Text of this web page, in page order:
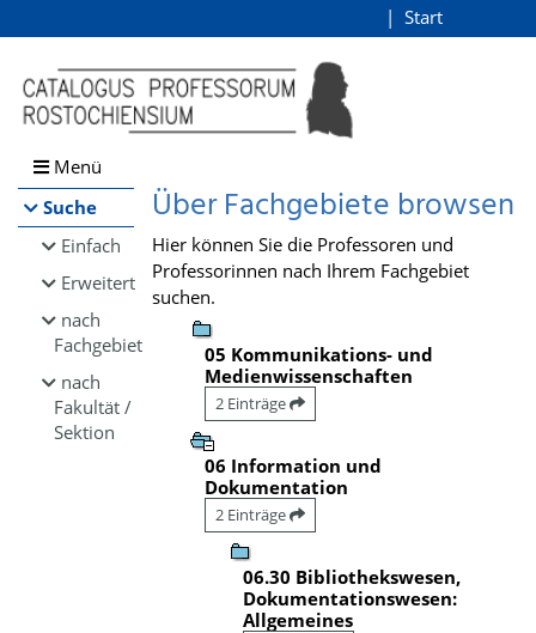
Browsen
direkt zum Inhalt
Start
Menü
Suche
Einfach
Erweitert
nach
Fachgebiet
nach
Fakultät /
Sektion
Über Fachgebiete browsen
Hier können Sie die Professoren und
Professorinnen nach Ihrem Fachgebiet
suchen.
05 Kommunikations- und
Medienwissenschaften
2 Einträge
06 Information und
Dokumentation
2 Einträge
06.30 Bibliothekswesen,
Dokumentationswesen:
Allgemeines